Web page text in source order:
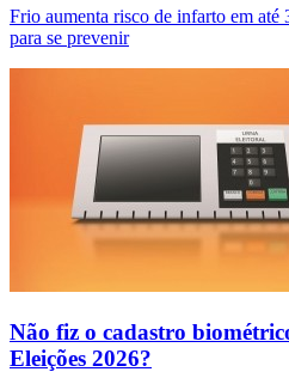
Frio aumenta risco de infarto em até
para se prevenir
Não fiz o cadastro
Eleições 2026?